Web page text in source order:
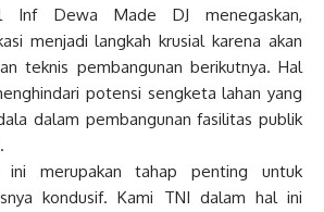
Inf Dewa Made DJ menegaskan,
menjadi langkah krusial karena akan
teknis pembangunan berikutnya. Hal
potensi sengketa lahan yang
dalam pembangunan fasilitas publik
ini merupakan tahap penting untuk
kondusif. Kami TNI dalam hal ini